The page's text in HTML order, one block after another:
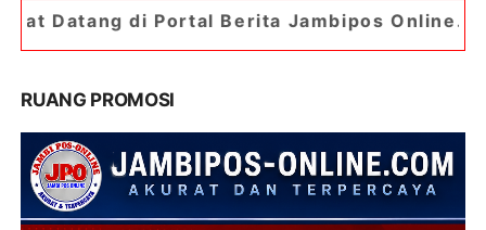
Berita Jambipos Online. Portal Berita
RUANG PROMOSI